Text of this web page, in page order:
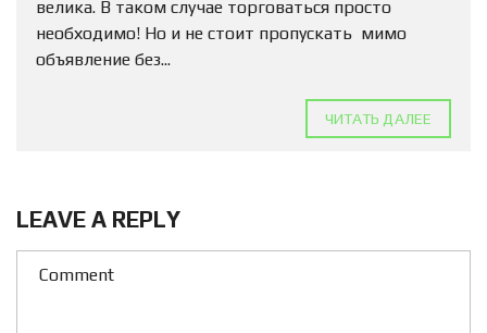
велика. В таком случае торговаться просто
необходимо! Но и не стоит пропускать мимо
объявление без...
ЧИТАТЬ ДАЛЕЕ
LEAVE A REPLY